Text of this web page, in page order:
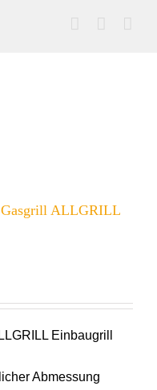
ALLGRILL
Einbaugrill
Abmessung